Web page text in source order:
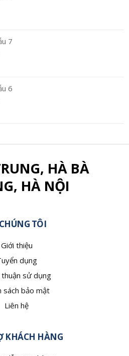
7
6
HÀ BÀ
HÀ NỘI
TÔI
Giới thiệu
dụng
thuận sử dụng
sách bảo mật
Liên hệ
KHÁCH HÀNG